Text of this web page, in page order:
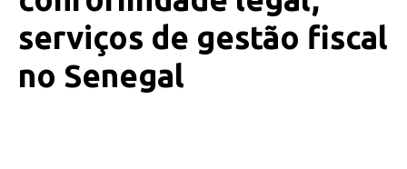
serviços de gestão fiscal
no Senegal